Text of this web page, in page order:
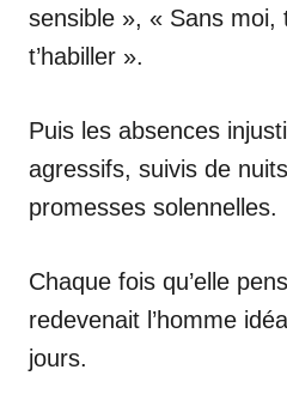
sensible », « Sans moi,
t’habiller ».
Puis les absences
agressifs, suivis de
promesses solennelles.
Chaque fois qu’elle
redevenait l’homme
jours.